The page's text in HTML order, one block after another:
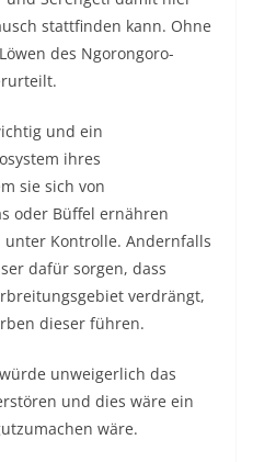
stattfinden kann. Ohne
des Ngorongoro-
und ein
ihres
sie sich von
oder Büffel ernähren
Kontrolle. Andernfalls
dafür sorgen, dass
verdrängt,
dieser führen.
unweigerlich das
und dies wäre ein
wäre.